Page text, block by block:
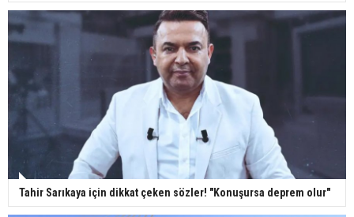
Tahir Sarıkaya için dikkat çeken sözler! "Konuşursa deprem olur"